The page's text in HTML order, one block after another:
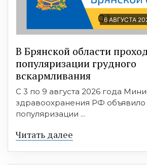
6 АВГУСТА
В Брянской области
популяризации грудного
вскармливания
С 3 по 9 августа 2026 года
здравоохранения РФ
популяризации ...
Читать далее